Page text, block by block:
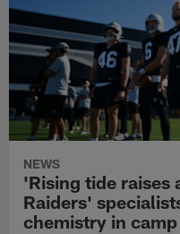
NEWS
'Rising tide raises
Raiders'
chemistry in camp